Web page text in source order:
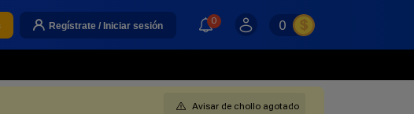
Regístrate / Iniciar sesión 0 0
Avisar de chollo agotado